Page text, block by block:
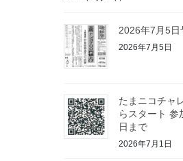
2026年7月5日
2026年7月5日
たまニコチャ
らスタート 参
日まで
2026年7月1日